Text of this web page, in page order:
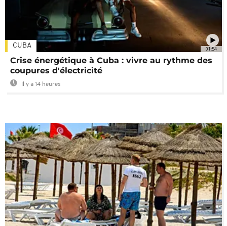
01:54
CUBA
Crise énergétique à Cuba : vivre au rythme des
coupures d'électricité
Il y a 14 heures